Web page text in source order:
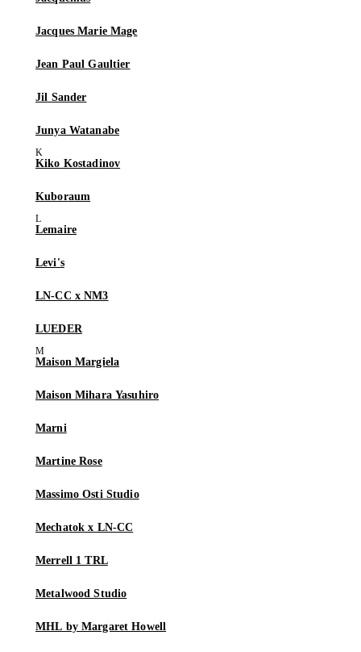
Jacques Marie Mage
Jean Paul Gaultier
Jil Sander
Junya Watanabe
Kiko Kostadinov
Kuboraum
Lemaire
Levi's
LN-CC x NM3
LUEDER
Maison Margiela
Maison Mihara Yasuhiro
Marni
Martine Rose
Massimo Osti Studio
Mechatok x LN-CC
Merrell 1 TRL
Metalwood Studio
MHL by Margaret Howell